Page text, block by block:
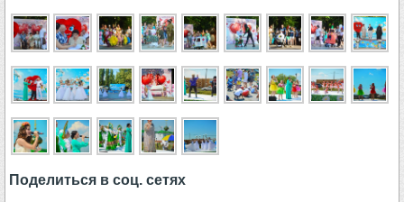
Поделиться в соц. сетях